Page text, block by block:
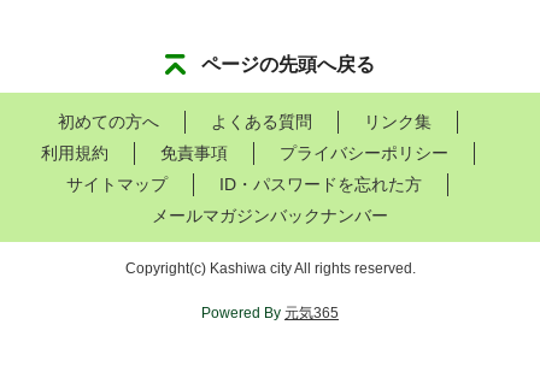
ページの先頭へ戻る
初めての方へ よくある質問
リンク集
利用規約
免責事項
プライバシーポリシー
サイトマップ
ID・パスワードを忘れた方
メールマガジンバックナンバー
Copyright(c) Kashiwa city All rights reserved.
Powered By 元気365